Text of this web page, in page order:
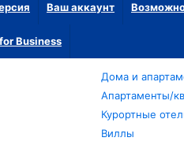
Ваш аккаунт
Business
Дома и
Апартаменты/
Курортные
Виллы